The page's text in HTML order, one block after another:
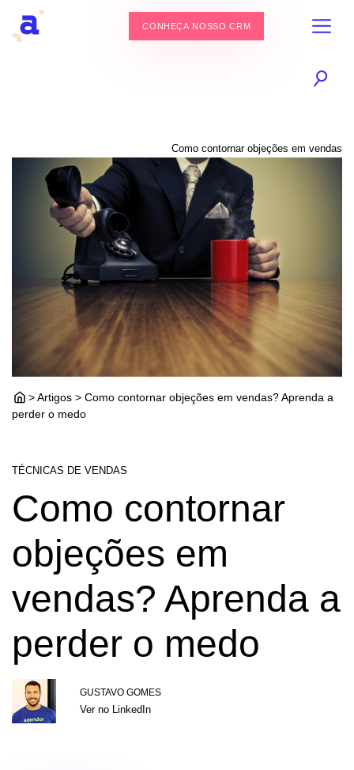
CONHEÇA NOSSO CRM
> Artigos > Como contornar objeções em vendas? Aprenda a
perder o medo
TÉCNICAS DE VENDAS
Como contornar
objeções em
vendas? Aprenda a
perder o medo
GUSTAVO GOMES
Ver no LinkedIn
Como contornar objeções em vendas